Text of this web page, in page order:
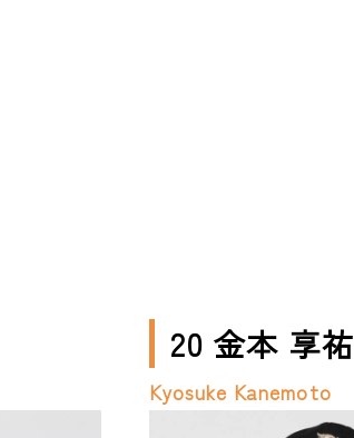
20 金本 享祐
Kyosuke Kanemoto